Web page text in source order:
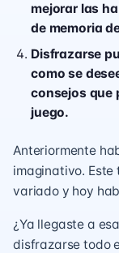
mejorar las
de memoria
Disfrazarse
como se
consejos que
juego.
Anteriormente
imaginativo. Este
variado y hoy
¿Ya llegaste a
disfrazarse todo